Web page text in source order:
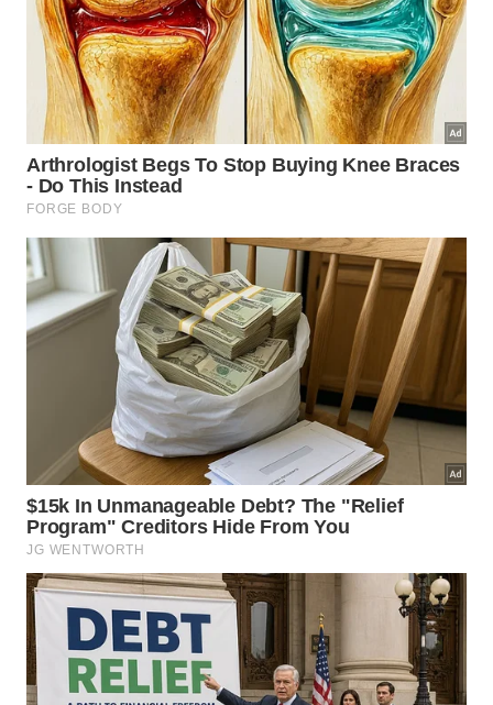
É uma verdadeira obra-prima da natureza, esculpida
pelas ondas. Imponente, os paredões e o mar
formam um visual digno de filme, que rende lindas
fotos, tanto do alto, quanto do mar. Os mais
aventureiros (e experientes) praticam rapel e outros
esportes de aventura no local. Mas claro, esse tipo
de atividade tem que ser feita com muita segurança.